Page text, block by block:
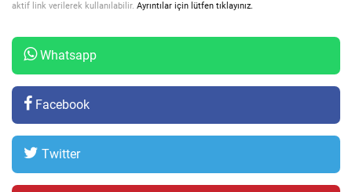
aktif link verilerek kullanılabilir. Ayrıntılar için lütfen tıklayınız.
Whatsapp
Facebook
Twitter